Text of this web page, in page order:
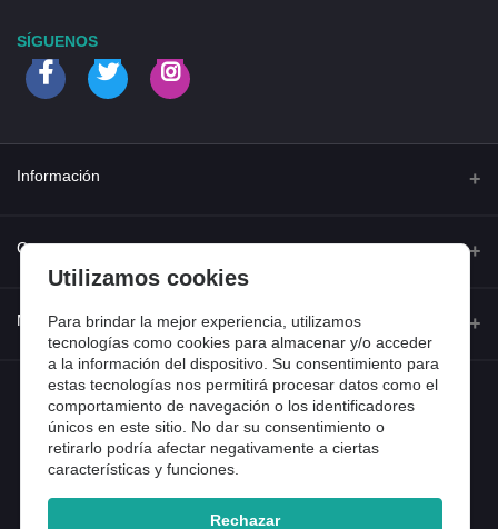
SÍGUENOS
Información
Quienes somos
Contacta con nosotros
Dónde estamos
Preguntas frecuentes
Entradas de blog
Contacto
Dirección
Calle Ferraz 42, Madrid
Teléfono
918 13 81 81
Email
Mi cuenta
Iniciar sesión
Historial de pedidos
Mi lista de compra
Utilizamos cookies
Para brindar la mejor experiencia, utilizamos
tecnologías como cookies para almacenar y/o acceder
a la información del dispositivo. Su consentimiento para
estas tecnologías nos permitirá procesar datos como el
comportamiento de navegación o los identificadores
únicos en este sitio. No dar su consentimiento o
retirarlo podría afectar negativamente a ciertas
características y funciones.
Rechazar